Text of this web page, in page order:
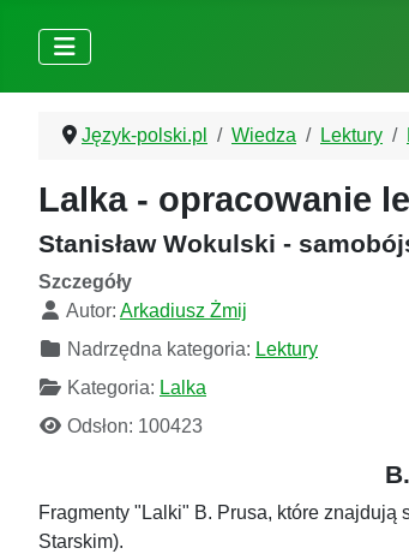
Język-polski.pl Wiedza Lektury
Lalka - opracowanie
Stanisław Wokulski -
Szczegóły
Autor: Arkadiusz Żmij
Nadrzędna kategoria: Lektury
Kategoria: Lalka
Odsłon: 100423
Fragmenty "Lalki" B. Prusa, które znajdują
Starskim).